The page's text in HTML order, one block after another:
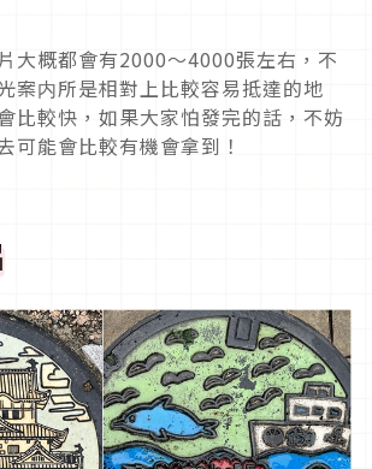
大概都會有2000～4000張左右，不
案内所是相對上比較容易抵達的地
比較快，如果大家怕發完的話，不妨
可能會比較有機會拿到！